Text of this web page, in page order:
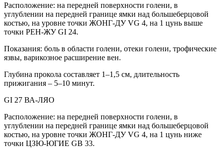
Расположение: на передней поверхности голени, в
углублении на передней границе ямки над большеберцовой
костью, на уровне точки ЖОНГ-ДУ VG 4, на 1 цунь выше
точки РЕН-ЖУ GI 24.
Показания: боль в области голени, отеки голени, трофические
язвы, варикозное расширение вен.
Глубина прокола составляет 1–1,5 см, длительность
прижигания – 5–10 минут.
GI 27 ВА-ЛЯО
Расположение: на передней поверхности голени, в
углублении на передней границе ямки над большеберцовой
костью, на уровне точки ЖОНГ-ДУ VG 4, на 1 цунь ниже
точки ЦЗЮ-ЮГИЕ GB 33.